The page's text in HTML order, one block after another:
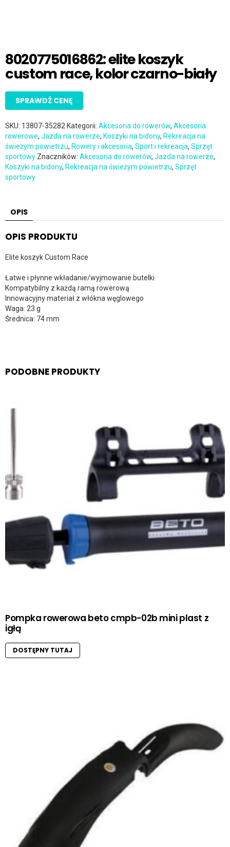
8020775016862: elite koszyk
custom race, kolor czarno-biały
SPRAWDŹ CENĘ
SKU: 13807-35282 Kategorii: Akcesoria do rowerów, Akcesoria
rowerowe, Jazda na rowerze, Koszyki na bidony, Rekreacja na
świeżym powietrzu, Rowery i akcesoria, Sport i rekreacja, Sprzęt
sportowy Znaczników: Akcesoria do rowerów, Jazda na rowerze,
Koszyki na bidony, Rekreacja na świeżym powietrzu, Sprzęt
sportowy
OPIS
OPIS PRODUKTU
Elite koszyk Custom Race
Łatwe i płynne wkładanie/wyjmowanie butelki
Kompatybilny z każdą ramą rowerową
Innowacyjny materiał z włókna węglowego
Waga: 23 g
Średnica: 74 mm
PODOBNE PRODUKTY
Pompka rowerowa beto cmpb-02b mini plast z
igłą
DOSTĘPNY TUTAJ